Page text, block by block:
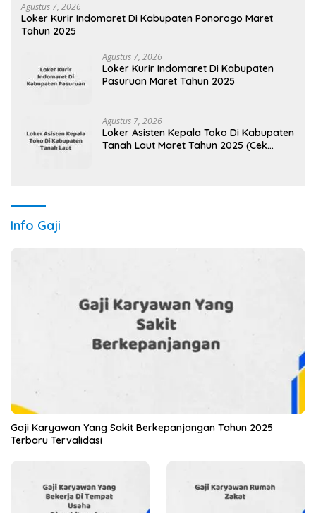
Agustus 7, 2026
Loker Kurir Indomaret Di Kabupaten Ponorogo Maret
Tahun 2025
Agustus 7, 2026
Loker Kurir Indomaret Di Kabupaten
Pasuruan Maret Tahun 2025
Agustus 7, 2026
Loker Asisten Kepala Toko Di Kabupaten
Tanah Laut Maret Tahun 2025 (Cek
Info Gaji
Gaji Karyawan Yang Sakit Berkepanjangan Tahun 2025
Terbaru Tervalidasi